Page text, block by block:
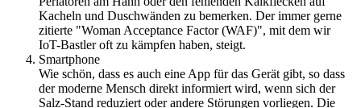
Kacheln und Duschwänden zu bemerken. Der immer gerne
zitierte "Woman Acceptance Factor (WAF)", mit dem wir
IoT-Bastler oft zu kämpfen haben, steigt.
Smartphone
Wie schön, dass es auch eine App für das Gerät gibt, so dass
der moderne Mensch direkt informiert wird, wenn sich der
Salz-Stand reduziert oder andere Störungen vorliegen. Die